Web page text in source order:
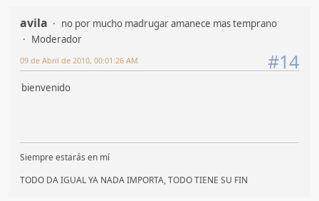
avila
no por mucho madrugar amanece mas temprano
Moderador
#14
09 de Abril de 2010, 00:01:26 AM
bienvenido
Siempre estarás en mí
TODO DA IGUAL YA NADA IMPORTA, TODO TIENE SU FIN